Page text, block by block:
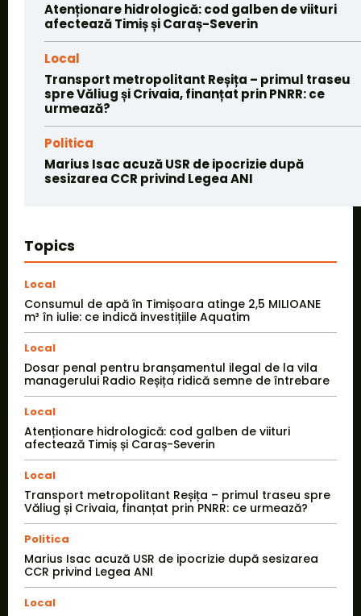
Atenționare hidrologică: cod galben de viituri
afectează Timiș și Caraș-Severin
Local
Transport metropolitant Reșița – primul traseu
spre Văliug și Crivaia, finanțat prin PNRR: ce
urmează?
Politica
Marius Isac acuză USR de ipocrizie după
sesizarea CCR privind Legea ANI
Topics
Local
Consumul de apă în Timișoara atinge 2,5 MILIOANE
m³ în iulie: ce indică investițiile Aquatim
Local
Dosar penal pentru branșamentul ilegal de la vila
managerului Radio Reșița ridică semne de întrebare
Local
Atenționare hidrologică: cod galben de viituri
afectează Timiș și Caraș-Severin
Local
Transport metropolitant Reșița – primul traseu spre
Văliug și Crivaia, finanțat prin PNRR: ce urmează?
Politica
Marius Isac acuză USR de ipocrizie după sesizarea
CCR privind Legea ANI
Local